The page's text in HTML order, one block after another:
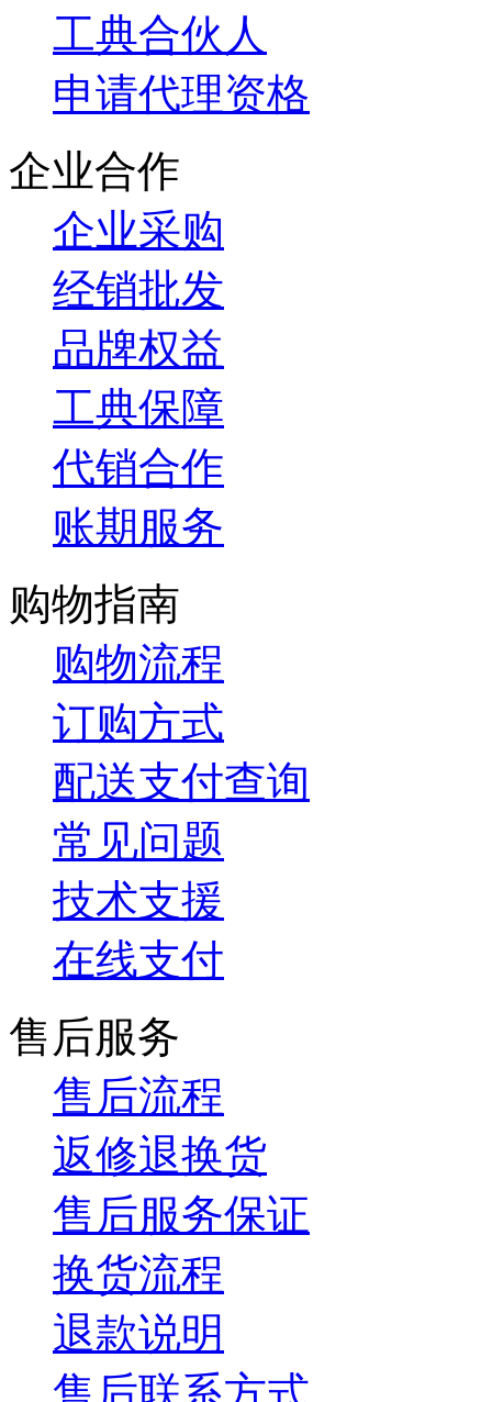
工典合伙人
申请代理资格
企业合作
企业采购
经销批发
品牌权益
工典保障
代销合作
账期服务
购物指南
购物流程
订购方式
配送支付查询
常见问题
技术支援
在线支付
售后服务
售后流程
返修退换货
售后服务保证
换货流程
退款说明